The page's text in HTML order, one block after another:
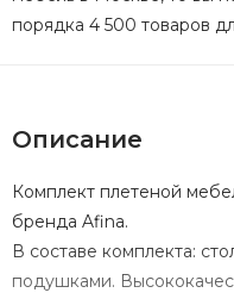
порядка 4 500 товаров
Описание
Комплект плетеной
бренда Afina.
В составе комплекта:
подушками.